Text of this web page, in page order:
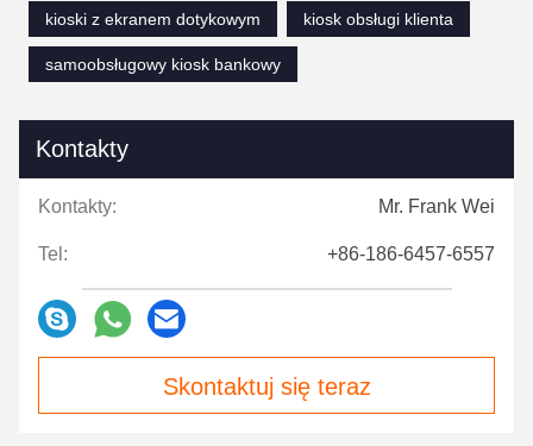
kioski z ekranem dotykowym
kiosk obsługi klienta
samoobsługowy kiosk bankowy
Kontakty
Kontakty: Mr. Frank Wei
Tel: +86-186-6457-6557
Skontaktuj się teraz